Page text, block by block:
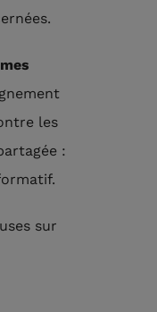
les
:
sur